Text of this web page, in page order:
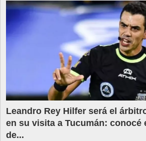
Leandro Rey Hilfer será el
en su visita a Tucumán: conocé
de...